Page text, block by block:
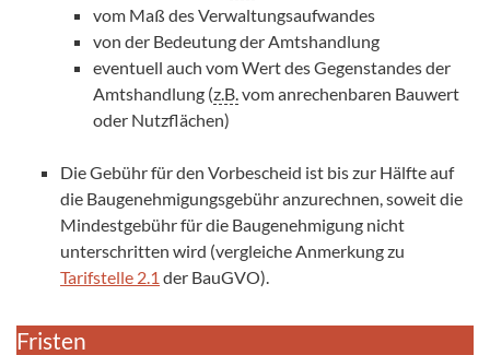
vom Maß des Verwaltungsaufwandes
von der Bedeutung der Amtshandlung
eventuell auch vom Wert des Gegenstandes der
Amtshandlung (z.B. vom anrechenbaren Bauwert
oder Nutzflächen)
Die Gebühr für den Vorbescheid ist bis zur Hälfte auf
die Baugenehmigungsgebühr anzurechnen, soweit die
Mindestgebühr für die Baugenehmigung nicht
unterschritten wird (vergleiche Anmerkung zu
Tarifstelle 2.1 der BauGVO).
Fristen